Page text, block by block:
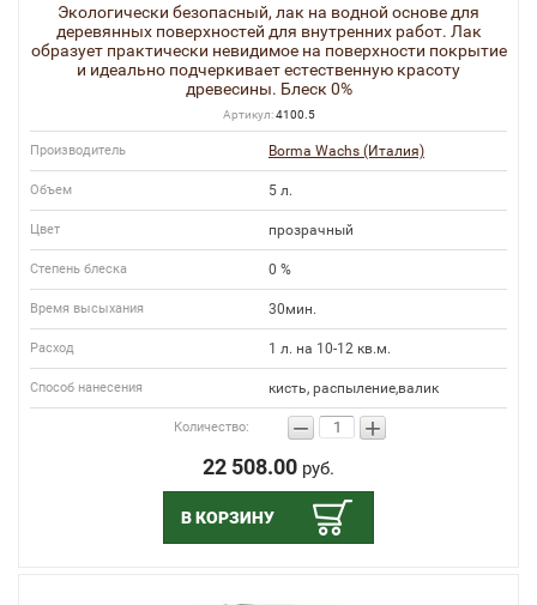
Экологически безопасный, лак на водной основе для
деревянных поверхностей для внутренних работ. Лак
образует практически невидимое на поверхности покрытие
и идеально подчеркивает естественную красоту
древесины. Блеск 0%
Артикул:4100.5
Производитель Borma Wachs (Италия)
Объем 5 л.
Цвет прозрачный
Степень блеска 0 %
Время высыхания 30мин.
Расход 1 л. на 10-12 кв.м.
Способ нанесения кисть, распыление,валик
Количество: − +
22 508.00 руб.
В КОРЗИНУ